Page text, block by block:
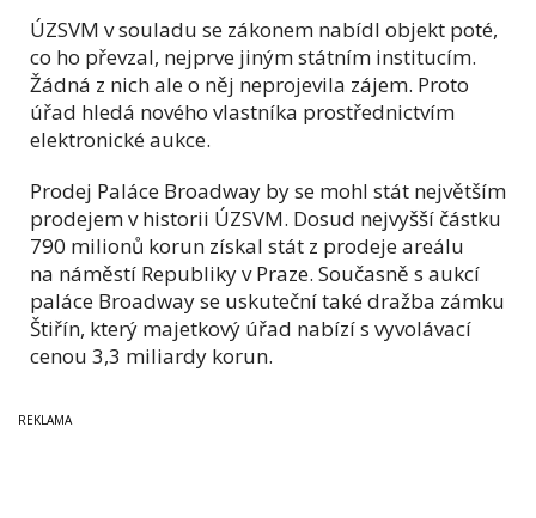
ÚZSVM v souladu se zákonem nabídl objekt poté,
co ho převzal, nejprve jiným státním institucím.
Žádná z nich ale o něj neprojevila zájem. Proto
úřad hledá nového vlastníka prostřednictvím
elektronické aukce.
Prodej Paláce Broadway by se mohl stát největším
prodejem v historii ÚZSVM. Dosud nejvyšší částku
790 milionů korun získal stát z prodeje areálu
na náměstí Republiky v Praze. Současně s aukcí
paláce Broadway se uskuteční také dražba zámku
Štiřín, který majetkový úřad nabízí s vyvolávací
cenou 3,3 miliardy korun.